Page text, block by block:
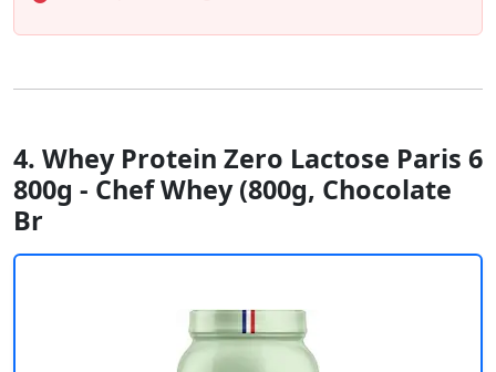
4. Whey Protein Zero Lactose Paris 6
800g - Chef Whey (800g, Chocolate
Br